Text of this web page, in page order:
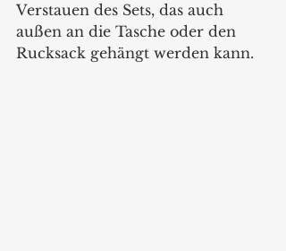
Verstauen des Sets, das auch
außen an die Tasche oder den
Rucksack gehängt werden kann.